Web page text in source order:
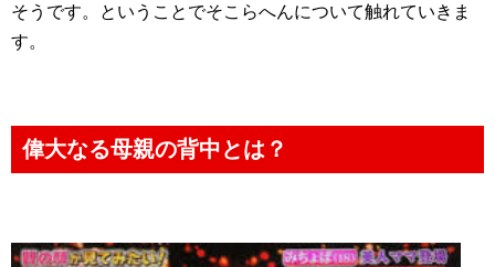
そうです。ということでそこらへんについて触れていきま
す。
偉大なる母親の背中とは？